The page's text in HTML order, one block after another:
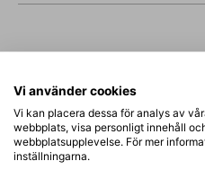
Beskrivning
BESKRIVNING
Vi använder cookies
Vi kan placera dessa för analys av
webbplats, visa personligt innehåll
webbplatsupplevelse. För mer
inställningarna.